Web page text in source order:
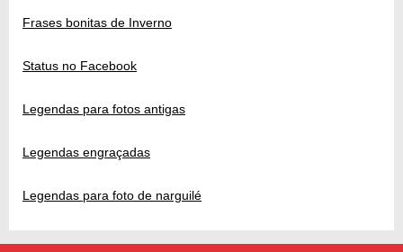
Frases bonitas de Inverno
Status no Facebook
Legendas para fotos antigas
Legendas engraçadas
Legendas para foto de narguilé